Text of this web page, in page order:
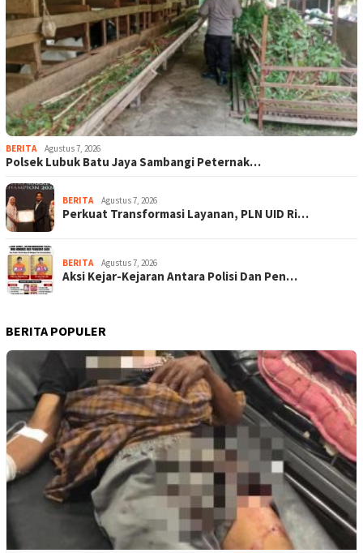
BERITA Agustus 7, 2026
Polsek Lubuk Batu Jaya Sambangi Peternak…
BERITA Agustus 7, 2026
Perkuat Transformasi Layanan, PLN UID Ri…
BERITA Agustus 7, 2026
Aksi Kejar-Kejaran Antara Polisi Dan Pen…
BERITA POPULER